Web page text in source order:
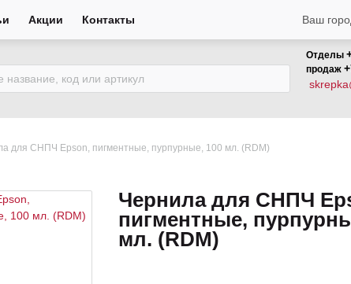
Акции Контакты Ваш
Отделы
продаж
для СНПЧ Epson, пигментные, пурпурные, 100 мл. (RDM)
Чернила для СНПЧ
пигментные,
мл. (RDM)